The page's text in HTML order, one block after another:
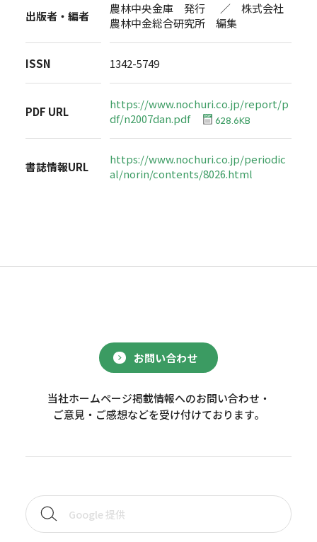
出版者・編者
農林中央金庫 発行 ／ 株式会社
農林中金総合研究所 編集
ISSN 1342-5749
PDF URL
https://www.nochuri.co.jp/report/p
df/n2007dan.pdf
628.6KB
書誌情報URL
https://www.nochuri.co.jp/periodic
al/norin/contents/8026.html
お問い合わせ
当社ホームページ掲載情報へのお問い合わせ・
ご意見・ご感想などを受け付けております。